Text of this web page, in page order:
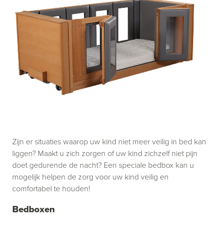
Bedboxen
Zijn er situaties waarop uw kind niet meer veilig in bed kan
liggen? Maakt u zich zorgen of uw kind zichzelf niet pijn
doet gedurende de nacht? Een speciale bedbox kan u
mogelijk helpen de zorg voor uw kind veilig en
comfortabel te houden!